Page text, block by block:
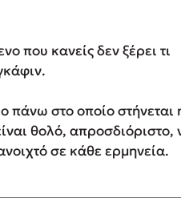
που κανείς δεν ξέρει τι
πάνω στο οποίο στήνεται
θολό, απροσδιόριστο,
σε κάθε ερμηνεία.